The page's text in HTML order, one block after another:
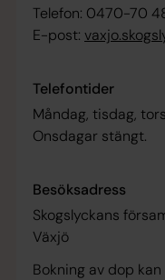
Telefon: 0470-70
E-post:
Telefontider
Måndag, tisdag,
Onsdagar stängt.
Besöksadress
Skogslyckans
Växjö
Bokning av dop